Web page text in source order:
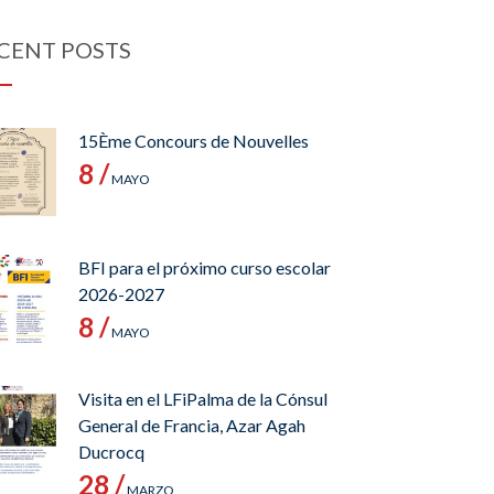
POSTS
15Ème Concours de Nouvelles
8 /MAYO
BFI para el próximo curso escolar
2026-2027
8 /MAYO
Visita en el LFiPalma de la Cónsul
General de Francia, Azar Agah
Ducrocq
28 /MARZO